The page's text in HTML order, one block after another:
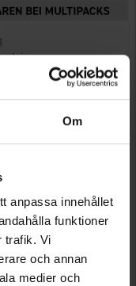
Om
anpassa innehållet
funktioner
trafik. Vi
och annan
medier och
€